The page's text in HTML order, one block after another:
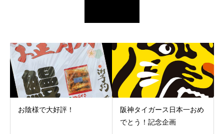
お陰様で大好評！
阪神タイガース日本一おめ
でとう！記念企画